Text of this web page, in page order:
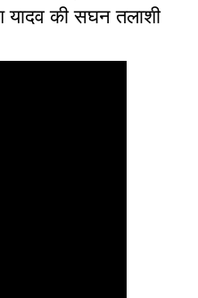
यादव की सघन तलाशी